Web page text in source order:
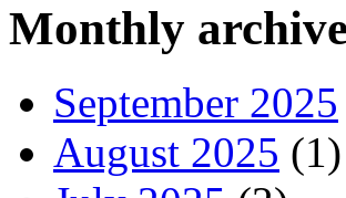
Monthly archive
September 2025
August 2025 (1)